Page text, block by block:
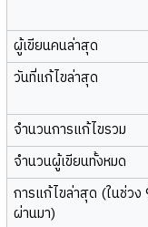
ผู้เขียนคนล่าสุด
วันที่แก้ไขล่าสุด
จำนวนการแก้ไขรวม
จำนวนผู้เขียนทั้งหมด
การแก้ไขล่าสุด (ในช่วง
ผ่านมา)